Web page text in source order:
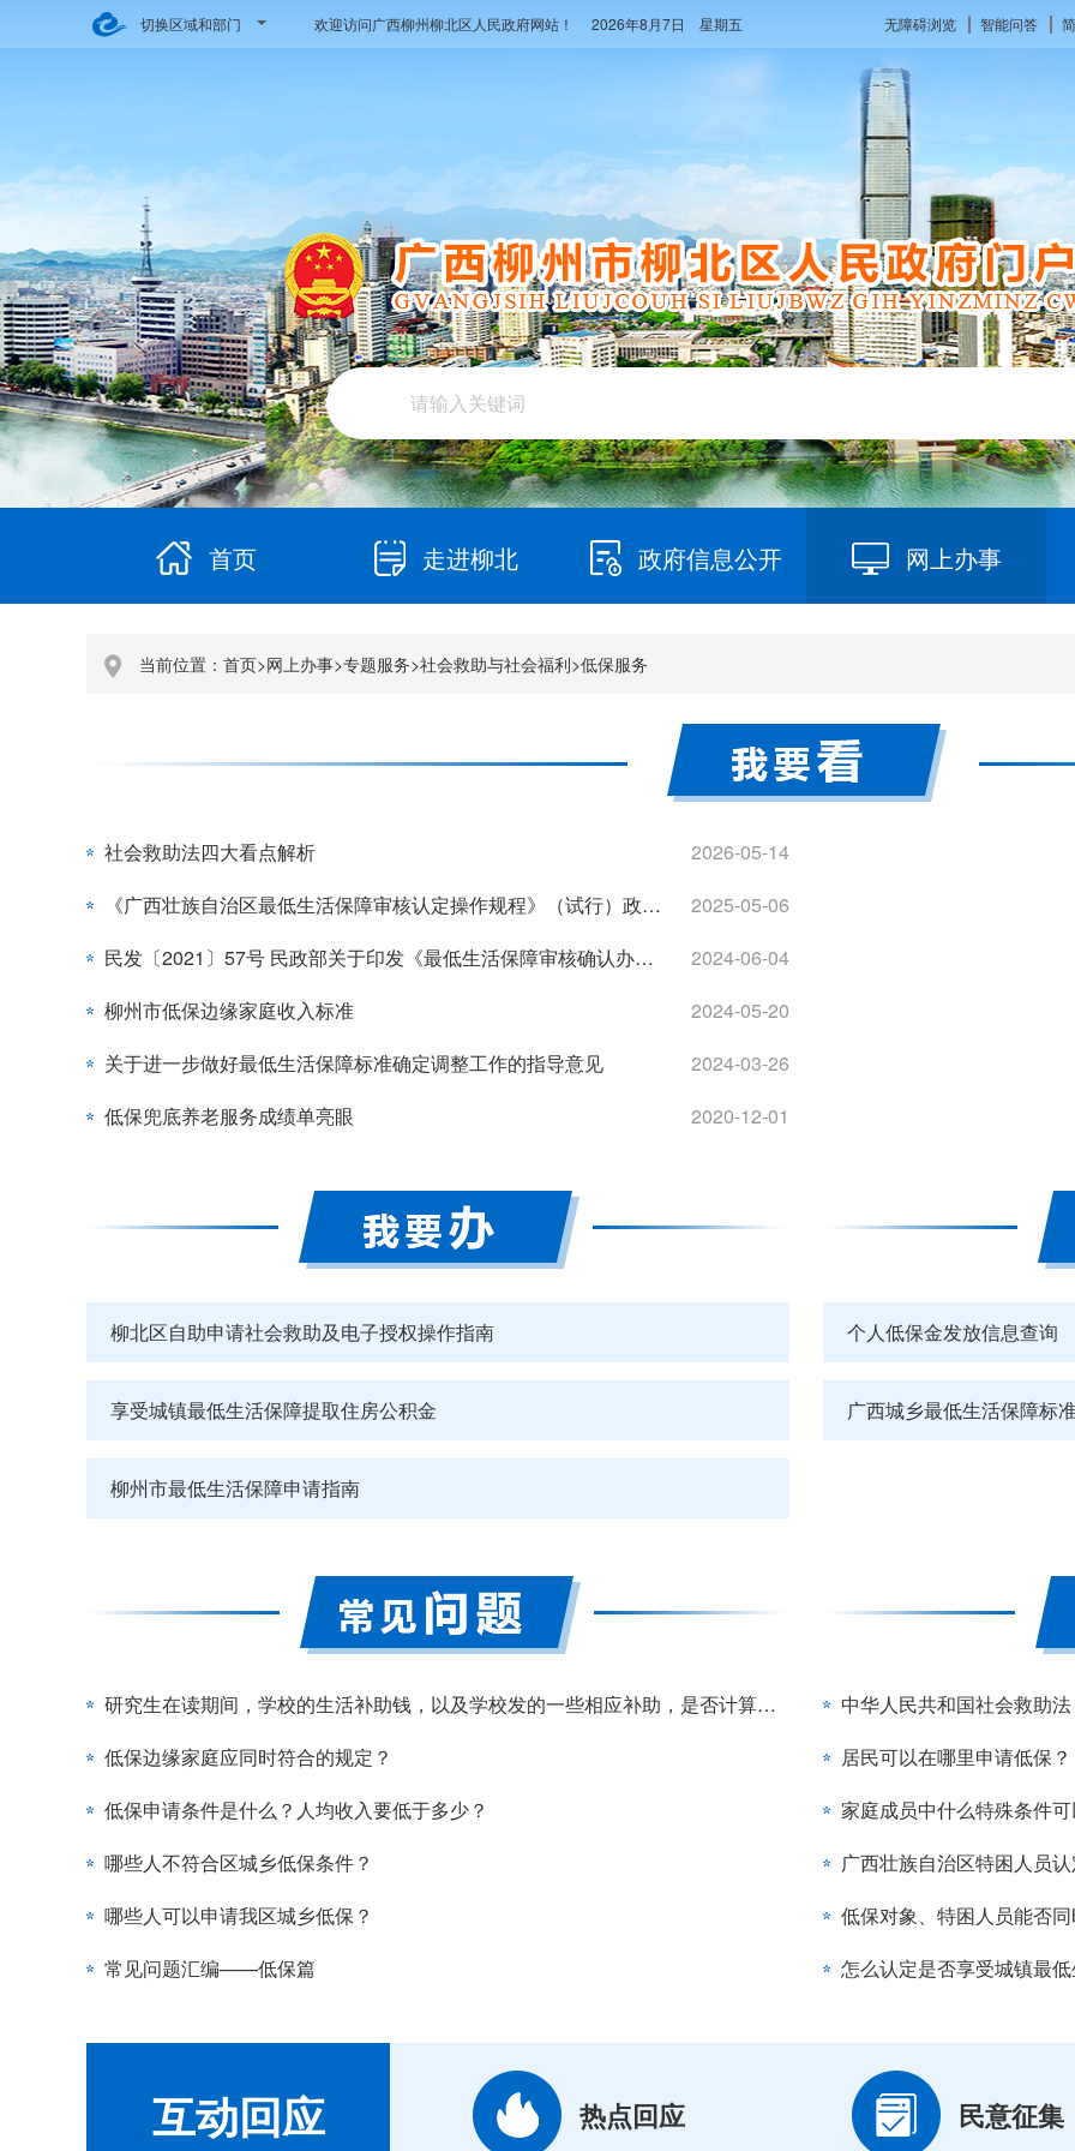
切换区域和部门 无障碍浏览 智能问答
欢迎访问广西柳州柳北区人民政府网站！ 2026年8月7日 星期五
首页 走进柳北 政府信息公开 网上办事
当前位置： 首页>网上办事>专题服务>社会救助与社会福利>低保服务
社会救助法四大看点解析
2026-05-14
《广西壮族自治区最低生活保障审核认定操作规程》（试行）政策解读（部门解读）
2025-05-06
民发〔2021〕57号 民政部关于印发《最低生活保障审核确认办法》的通知
2024-06-04
柳州市低保边缘家庭收入标准
2024-05-20
关于进一步做好最低生活保障标准确定调整工作的指导意见
2024-03-26
低保兜底养老服务成绩单亮眼
2020-12-01
柳北区自助申请社会救助及电子授权操作指南
享受城镇最低生活保障提取住房公积金
柳州市最低生活保障申请指南
个人低保金发放信息查询
广西城乡最低生活保障标
研究生在读期间，学校的生活补助钱，以及学校发的一些相应补助，是否计算到低保收入中？
低保边缘家庭应同时符合的规定？
低保申请条件是什么？人均收入要低于多少？
哪些人不符合区城乡低保条件？
哪些人可以申请我区城乡低保？
常见问题汇编——低保篇
中华人民共和国社会救助法
居民可以在哪里申请低保？
家庭成员中什么特殊条件
广西壮族自治区特困人员
低保对象、特困人员能否
怎么认定是否享受城镇最
互动回应 热点回应 民意征集